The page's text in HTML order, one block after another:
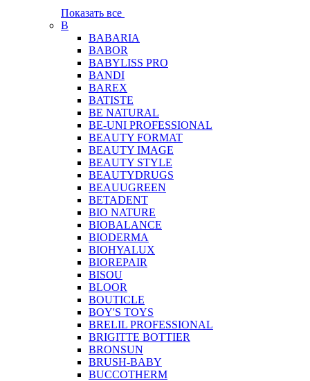
Показать все
B
BABARIA
BABOR
BABYLISS PRO
BANDI
BAREX
BATISTE
BE NATURAL
BE-UNI PROFESSIONAL
BEAUTY FORMAT
BEAUTY IMAGE
BEAUTY STYLE
BEAUTYDRUGS
BEAUUGREEN
BETADENT
BIO NATURE
BIOBALANCE
BIODERMA
BIOHYALUX
BIOREPAIR
BISOU
BLOOR
BOUTICLE
BOY'S TOYS
BRELIL PROFESSIONAL
BRIGITTE BOTTIER
BRONSUN
BRUSH-BABY
BUCCOTHERM